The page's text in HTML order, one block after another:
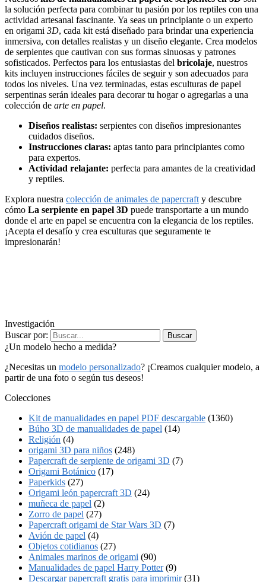
la solución perfecta para combinar tu pasión por los reptiles con una
actividad artesanal fascinante. Ya seas un principiante o un experto
en origami 3D, cada kit está diseñado para brindar una experiencia
inmersiva, con detalles realistas y un diseño elegante. Crea modelos
de serpientes que cautivan con sus formas sinuosas y patrones
sofisticados. Perfectos para los entusiastas del bricolaje, nuestros
kits incluyen instrucciones fáciles de seguir y son adecuados para
todos los niveles. Una vez terminadas, estas esculturas de papel
serpentinas serán ideales para decorar tu hogar o agregarlas a una
colección de arte en papel.
Diseños realistas: serpientes con diseños impresionantes
cuidados diseños.
Instrucciones claras: aptas tanto para principiantes como
para expertos.
Actividad relajante: perfecta para amantes de la creatividad
y reptiles.
Explora nuestra colección de animales de papercraft y descubre
cómo La serpiente en papel 3D puede transportarte a un mundo
donde el arte en papel se encuentra con la elegancia de los reptiles.
¡Acepta el desafío y crea esculturas que seguramente te
impresionarán!
Investigación
Buscar por:
Buscar
¿Un modelo hecho a medida?
¿Necesitas un modelo personalizado? ¡Creamos cualquier modelo, a
partir de una foto o según tus deseos!
Colecciones
Kit de manualidades en papel PDF descargable (1360)
Búho 3D de manualidades de papel (14)
Religión (4)
origami 3D para niños (248)
Papercraft de serpiente de origami 3D (7)
Origami Botánico (17)
Paperkids (27)
Origami león papercraft 3D (24)
muñeca de papel (2)
Zorro de papel (27)
Papercraft origami de Star Wars 3D (7)
Avión de papel (4)
Objetos cotidianos (27)
Animales marinos de origami (90)
Manualidades de papel Harry Potter (9)
Descargar papercraft gratis para imprimir (31)